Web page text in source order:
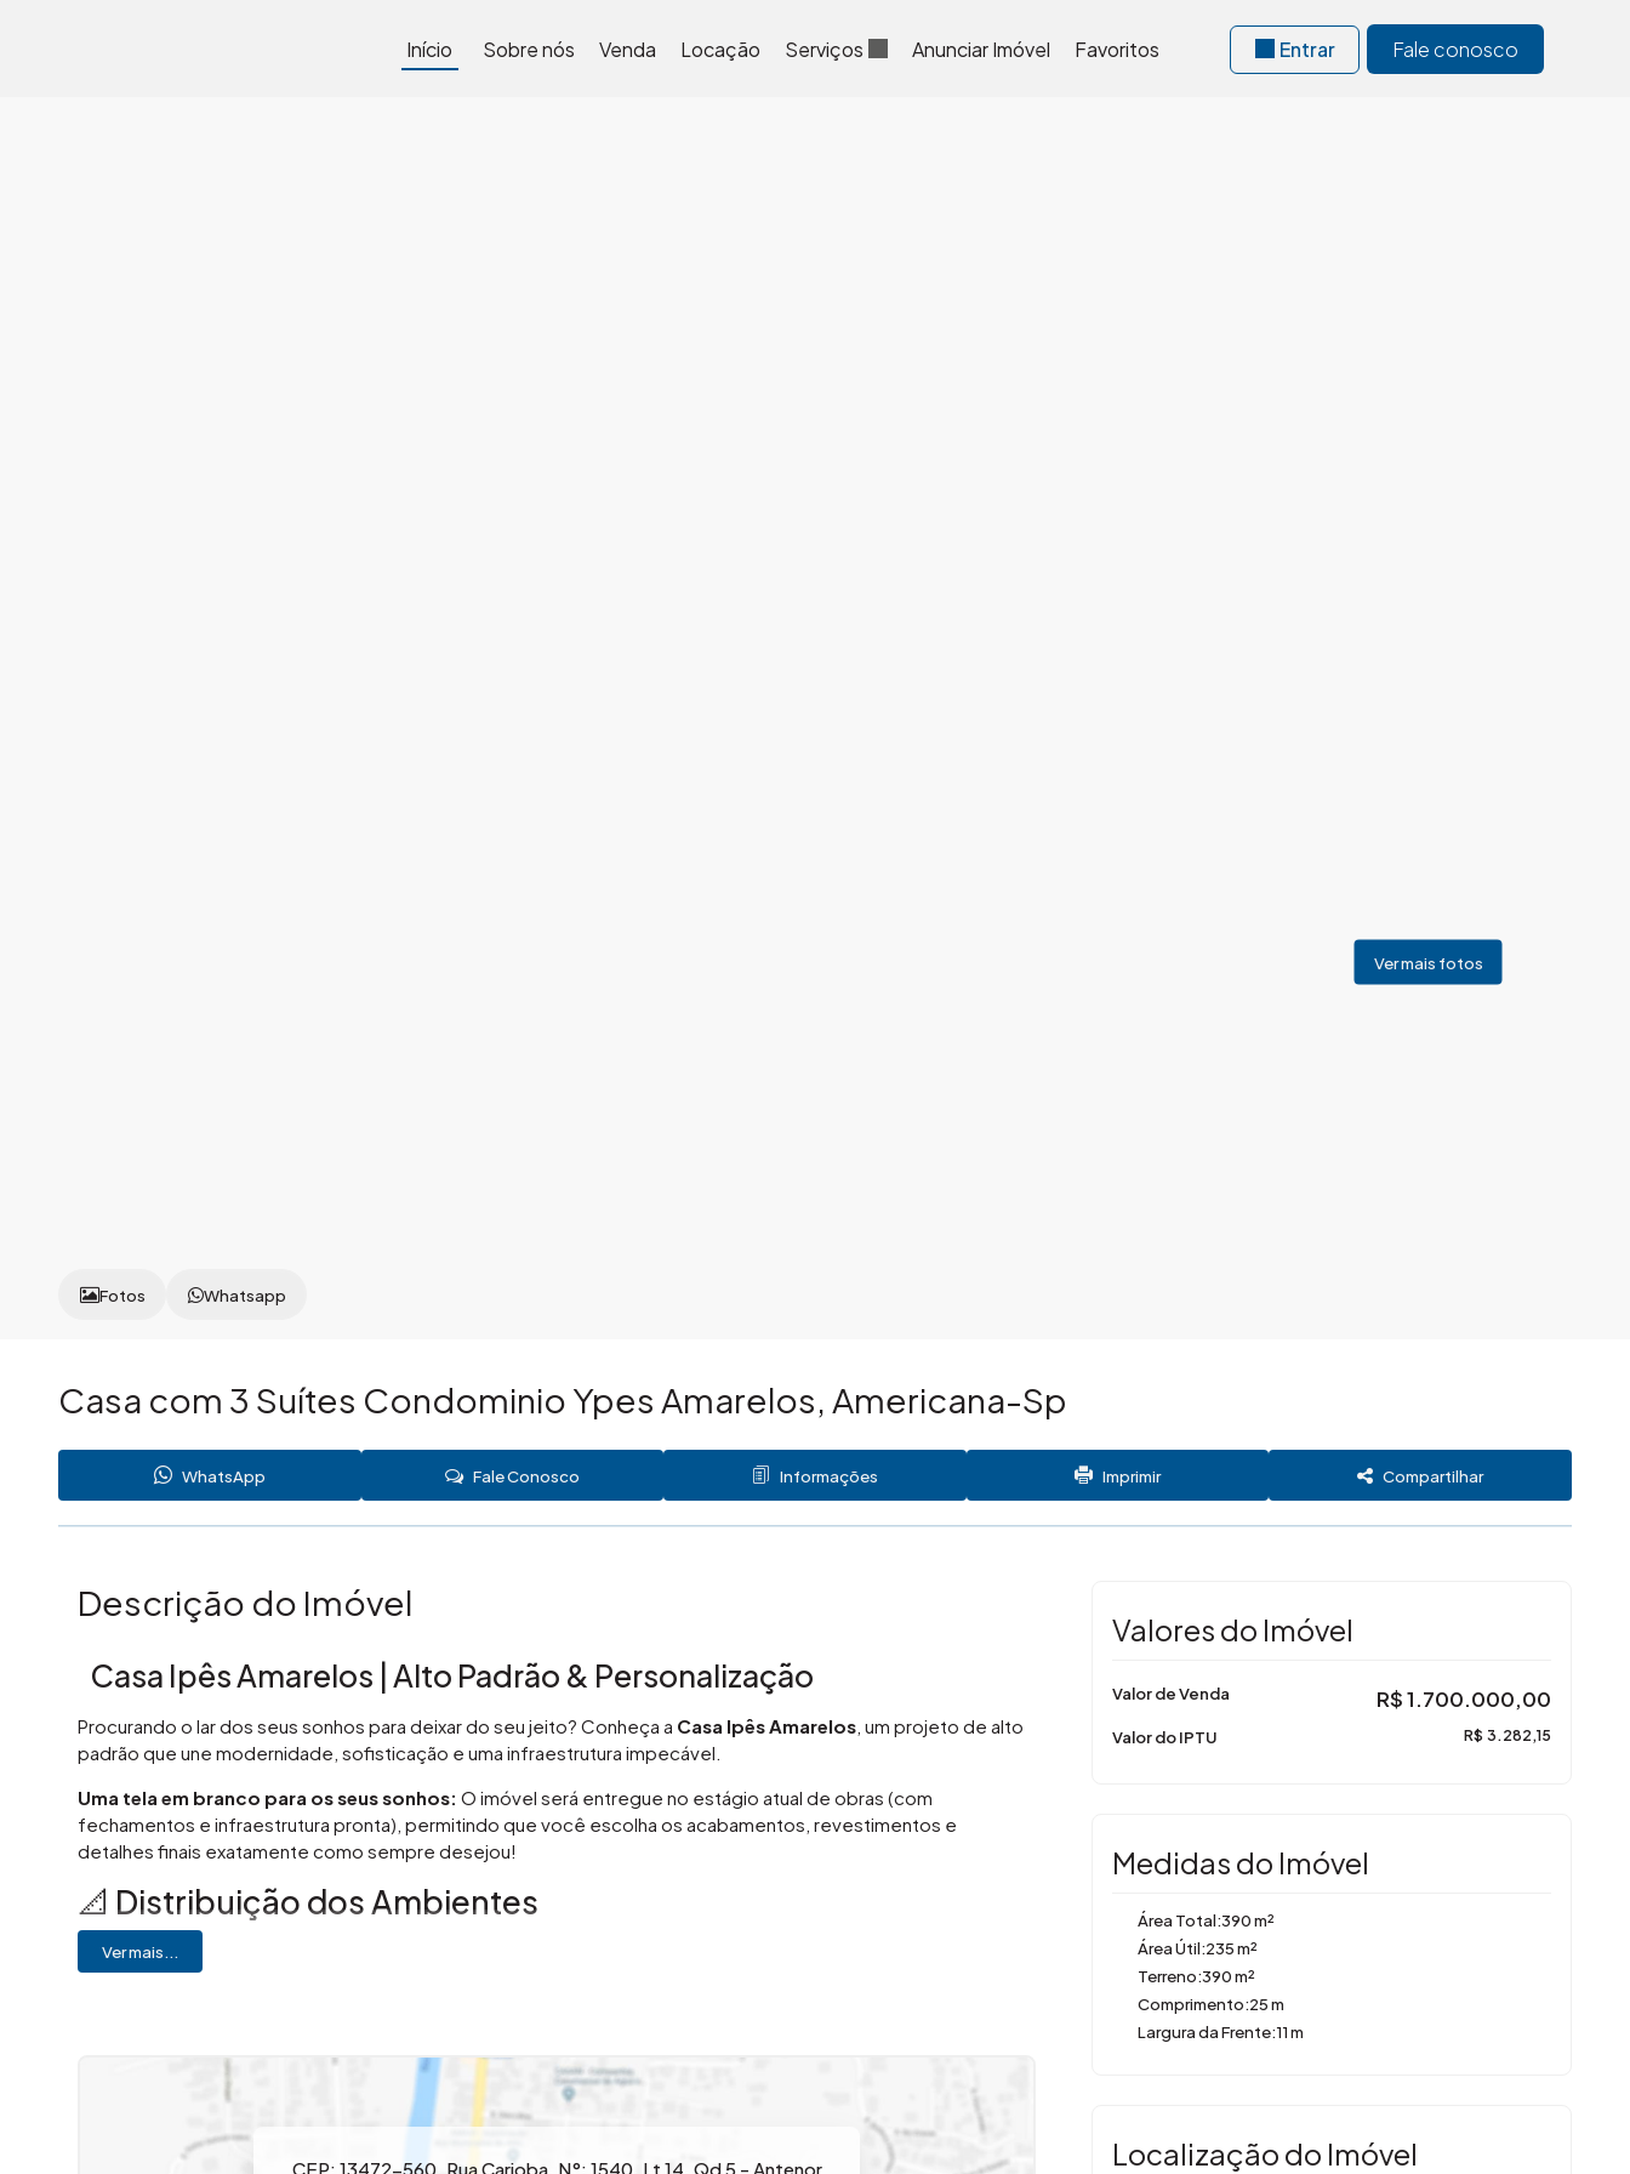
Fale conosco
Entrar
Favoritos
Anunciar Imóvel
Serviços
Locação
Venda
Sobre nós
Início
Fotos Whatsapp
Casa com 3 Suítes Condominio Ypes Amarelos, Americana-Sp
WhatsApp Fale Conosco Informações Imprimir Compartilhar
Descrição do Imóvel
Casa Ipês Amarelos | Alto Padrão & Personalização
Procurando o lar dos seus sonhos para deixar do seu jeito? Conheça a Casa Ipês Amarelos , um projeto de alto
padrão que une modernidade, sofisticação e uma infraestrutura impecável.
Uma tela em branco para os seus sonhos: O imóvel será entregue no estágio atual de obras (com
fechamentos e infraestrutura pronta), permitindo que você escolha os acabamentos, revestimentos e
detalhes finais exatamente como sempre desejou!
📐 Distribuição dos Ambientes
🏡 Pavimento Térreo (Conforto e Integração)
Escritório versátil, reversível para suíte térrea.
Elegante e bem posicionado para visitas.
🍖 Área Gourmet & Lazer
Ver mais...
CEP: 13472-560, Rua Carioba, N°: 1540, Lt 14, Qd 5 - Antenor
Valores do Imóvel
R$1.700.000,00
Valor de Venda
Valor do IPTU R$ 3.282,15
Medidas do Imóvel
Área Total:390 m²
Área Útil:235 m²
Terreno:390 m²
Comprimento:25 m
Largura da Frente:11 m
Localização do Imóvel